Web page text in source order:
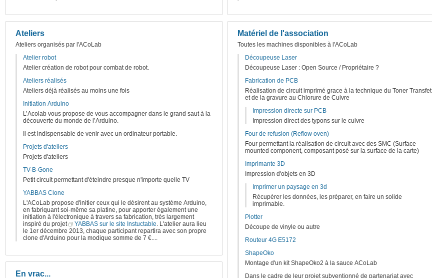
Ateliers
Ateliers organisés par l'ACoLab
Atelier robot
Atelier création de robot pour combat de robot.
Ateliers réalisés
Ateliers déjà réalisés au moins une fois
Initiation Arduino
L’Acolab vous propose de vous accompagner dans le grand saut à la
découverte du monde de l’Arduino.
Il est indispensable de venir avec un ordinateur portable.
Projets d'ateliers
Projets d'ateliers
TV-B-Gone
Petit circuit permettant d'éteindre presque n'importe quelle TV
YABBAS Clone
L'ACoLab propose d'initier ceux qui le désirent au système Arduino,
en fabriquant soi-même sa platine, pour apporter également une
initiation à l'électronique à travers sa fabrication, très largement
inspiré du projet
YABBAS sur le site Instuctable. L'atelier aura lieu
le 1er décembre 2013, chaque participant repartira avec son propre
clone d'Arduino pour la modique somme de 7 €....
En vrac...
Matériel de l'association
Toutes les machines disponibles à l'ACoLab
Découpeuse Laser
Découpeuse Laser : Open Source / Propriétaire ?
Fabrication de PCB
Réalisation de circuit imprimé grace à la technique du Toner Transfet
et de la gravure au Chlorure de Cuivre
Impression directe sur PCB
Impression direct des typons sur le cuivre
Four de refusion (Reflow oven)
Four permettant la réalisation de circuit avec des SMC (Surface
mounted component, composant posé sur la surface de la carte)
Imprimante 3D
Impression d'objets en 3D
Imprimer un paysage en 3d
Récupérer les données, les préparer, en faire un solide
imprimable.
Plotter
Découpe de vinyle ou autre
Routeur 4G E5172
ShapeOko
Montage d'un kit ShapeOko2 à la sauce ACoLab
Dans le cadre de leur projet subventionné de partenariat avec